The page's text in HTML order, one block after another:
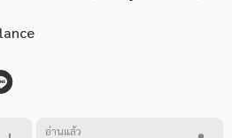
ยอดนิยม
ดราคา อ่านแล้ว